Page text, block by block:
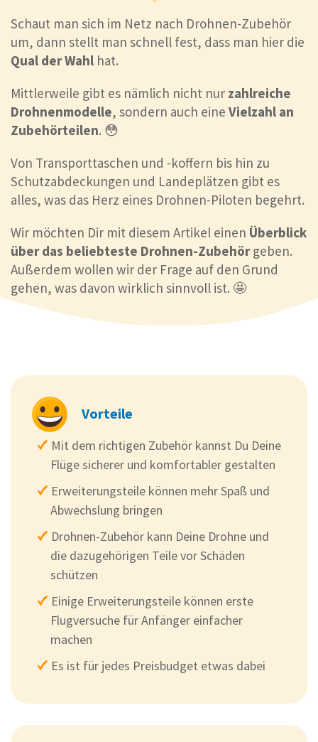
Schaut man sich im Netz nach Drohnen-Zubehör
um, dann stellt man schnell fest, dass man hier die
Qual der Wahl hat.
Mittlerweile gibt es nämlich nicht nur zahlreiche
Drohnenmodelle, sondern auch eine Vielzahl an
Zubehörteilen. 😳
Von Transporttaschen und -koffern bis hin zu
Schutzabdeckungen und Landeplätzen gibt es
alles, was das Herz eines Drohnen-Piloten begehrt.
Wir möchten Dir mit diesem Artikel einen Überblick
über das beliebteste Drohnen-Zubehörgeben.
Außerdem wollen wir der Frage auf den Grund
gehen, was davon wirklich sinnvoll ist. 🤩
Vorteile
Mit dem richtigen Zubehör kannst Du Deine
Flüge sicherer und komfortabler gestalten
Erweiterungsteile können mehr Spaß und
Abwechslung bringen
Drohnen-Zubehör kann Deine Drohne und
die dazugehörigen Teile vor Schäden
schützen
Einige Erweiterungsteile können erste
Flugversuche für Anfänger einfacher
machen
Es ist für jedes Preisbudget etwas dabei